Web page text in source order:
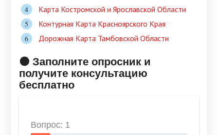
Карта Костромской и Ярославской Области
Контурная Карта Красноярского Края
Дорожная Карта Тамбовской Области
🟠 Заполните опросник и
получите консультацию
бесплатно